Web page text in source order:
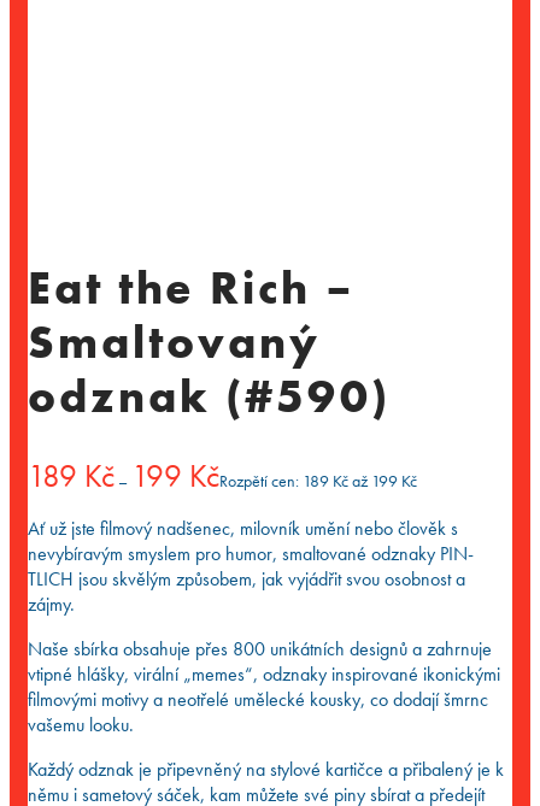
Eat the Rich –
Smaltovaný
odznak (#590)
189 Kč – 199 KčRozpětí cen: 189 Kč až 199 Kč
Ať už jste filmový nadšenec, milovník umění nebo člověk s
nevybíravým smyslem pro humor, smaltované odznaky PIN-
TLICH jsou skvělým způsobem, jak vyjádřit svou osobnost a
zájmy.
Naše sbírka obsahuje přes 800 unikátních designů a zahrnuje
vtipné hlášky, virální „memes“, odznaky inspirované ikonickými
filmovými motivy a neotřelé umělecké kousky, co dodají šmrnc
vašemu looku.
Každý odznak je připevněný na stylové kartičce a přibalený je k
němu i sametový sáček, kam můžete své piny sbírat a předejít